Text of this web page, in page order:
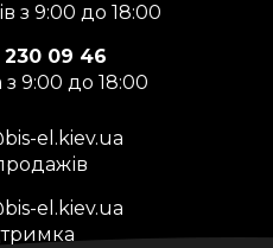
з 9:00 до 18:00
230 09 46
9:00 до 18:00
el.kiev.ua
el.kiev.ua